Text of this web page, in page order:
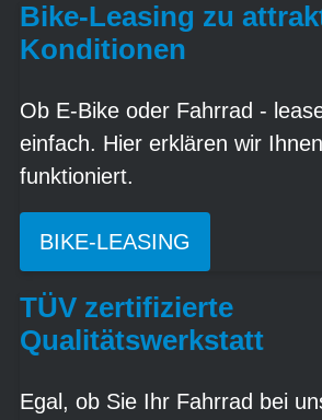
Bike-Leasing zu
Konditionen
Ob E-Bike oder Fahrrad -
einfach. Hier erklären wir
funktioniert.
BIKE-LEASING
TÜV zertifizierte
Qualitätswerkstatt
Egal, ob Sie Ihr Fahrrad bei